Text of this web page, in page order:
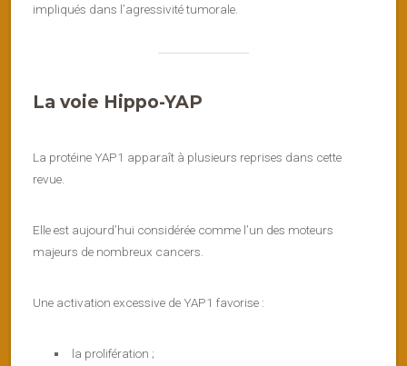
impliqués dans l’agressivité tumorale.
La voie Hippo-YAP
La protéine YAP1 apparaît à plusieurs reprises dans cette
revue.
Elle est aujourd’hui considérée comme l’un des moteurs
majeurs de nombreux cancers.
Une activation excessive de YAP1 favorise :
la prolifération ;